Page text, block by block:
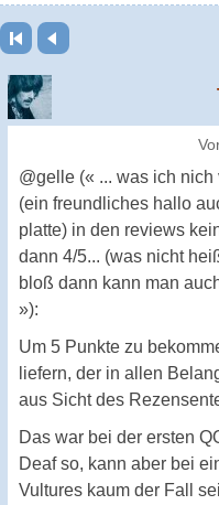
@gelle (« ... was ich
(ein freundliches hallo
platte) in den reviews
dann 4/5... (was nicht
bloß dann kann man
»):
Um 5 Punkte zu
liefern, der in allen
aus Sicht des
Das war bei der ersten
Deaf so, kann aber bei
Vultures kaum der Fall